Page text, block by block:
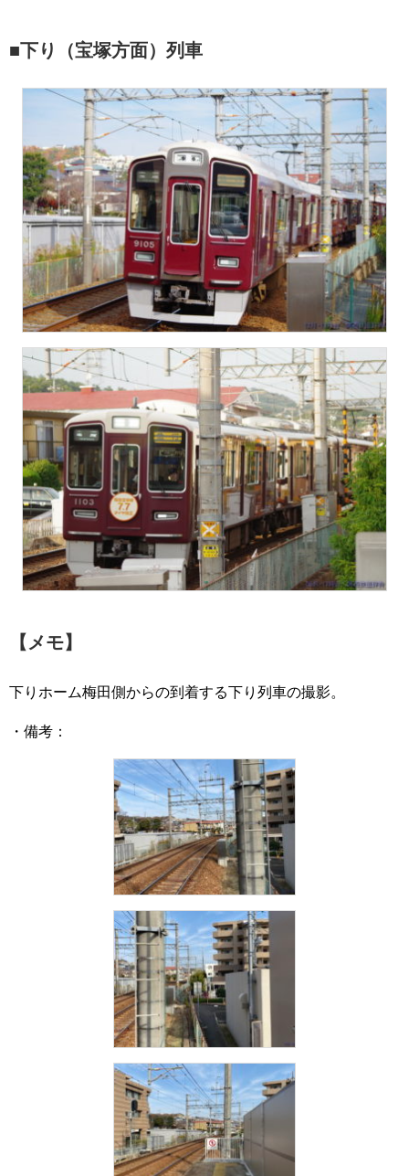
■下り（宝塚方面）列車
【メモ】
下りホーム梅田側からの到着する下り列車の撮影。
・備考：